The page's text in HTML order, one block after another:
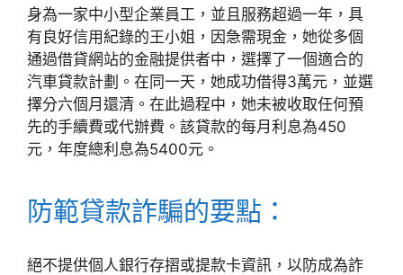
身為一家中小型企業員工，並且服務超過一年，具
有良好信用紀錄的王小姐，因急需現金，她從多個
通過借貸網站的金融提供者中，選擇了一個適合的
汽車貸款計劃。在同一天，她成功借得3萬元，並選
擇分六個月還清。在此過程中，她未被收取任何預
先的手續費或代辦費。該貸款的每月利息為450
元，年度總利息為5400元。
防範貸款詐騙的要點：
絕不提供個人銀行存摺或提款卡資訊，以防成為詐